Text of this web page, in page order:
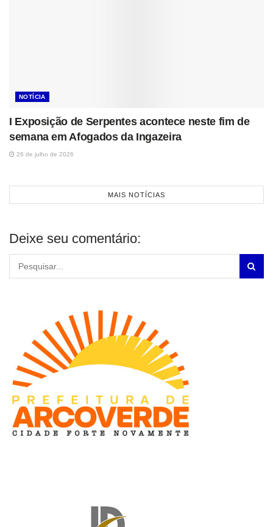
NOTÍCIA
I Exposição de Serpentes acontece neste fim de
semana em Afogados da Ingazeira
26 de julho de 2026
MAIS NOTÍCIAS
Deixe seu comentário: